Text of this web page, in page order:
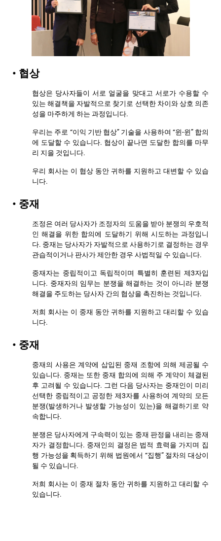
• 협상
협상은 당사자들이 서로 얼굴을 맞대고 서로가 수용할 수
있는 해결책을 자발적으로 찾기로 선택한 차이와 상호 의존
성을 마주하게 하는 과정입니다.
우리는 주로 “이익 기반 협상” 기술을 사용하여 “윈-윈” 합의
에 도달할 수 있습니다. 협상이 끝나면 도달한 합의를 마무
리 지을 것입니다.
우리 회사는 이 협상 동안 귀하를 지원하고 대변할 수 있습
니다.
• 중재
조정은 여러 당사자가 조정자의 도움을 받아 분쟁의 우호적
인 해결을 위한 합의에 도달하기 위해 시도하는 과정입니
다. 중재는 당사자가 자발적으로 사용하기로 결정하는 경우
관습적이거나 판사가 제안한 경우 사법적일 수 있습니다.
중재자는 중립적이고 독립적이며 특별히 훈련된 제3자입
니다. 중재자의 임무는 분쟁을 해결하는 것이 아니라 분쟁
해결을 주도하는 당사자 간의 협상을 촉진하는 것입니다.
저희 회사는 이 중재 동안 귀하를 지원하고 대리할 수 있습
니다.
• 중재
중재의 사용은 계약에 삽입된 중재 조항에 의해 제공될 수
있습니다. 중재는 또한 중재 합의에 의해 주 계약이 체결된
후 고려될 수 있습니다. 그런 다음 당사자는 중재인이 미리
선택한 중립적이고 공정한 제3자를 사용하여 계약의 모든
분쟁(발생하거나 발생할 가능성이 있는)을 해결하기로 약
속합니다.
분쟁은 당사자에게 구속력이 있는 중재 판정을 내리는 중재
자가 결정합니다. 중재인의 결정은 법적 효력을 가지며 집
행 가능성을 획득하기 위해 법원에서 “집행” 절차의 대상이
될 수 있습니다.
저희 회사는 이 중재 절차 동안 귀하를 지원하고 대리할 수
있습니다.